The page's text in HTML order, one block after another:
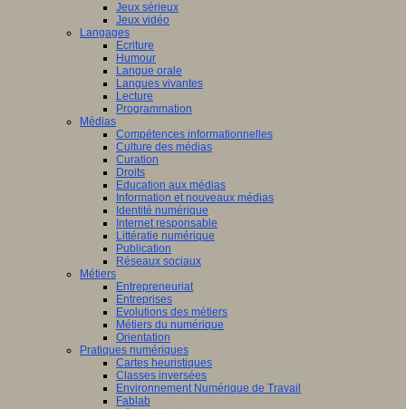
Jeux sérieux
Jeux vidéo
Langages
Ecriture
Humour
Langue orale
Langues vivantes
Lecture
Programmation
Médias
Compétences informationnelles
Culture des médias
Curation
Droits
Education aux médias
Information et nouveaux médias
Identité numérique
Internet responsable
Littératie numérique
Publication
Réseaux sociaux
Métiers
Entrepreneuriat
Entreprises
Evolutions des métiers
Métiers du numérique
Orientation
Pratiques numériques
Cartes heuristiques
Classes inversées
Environnement Numérique de Travail
Fablab